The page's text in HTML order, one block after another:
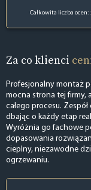
Całkowita liczba ocen:
Za co klienci
Profesjonalny montaż
mocna strona tej firmy,
całego procesu.
dbając o każdy etap
Wyróżnia go fachowe
dopasowania
cieplny, niezawodne
ogrzewaniu.